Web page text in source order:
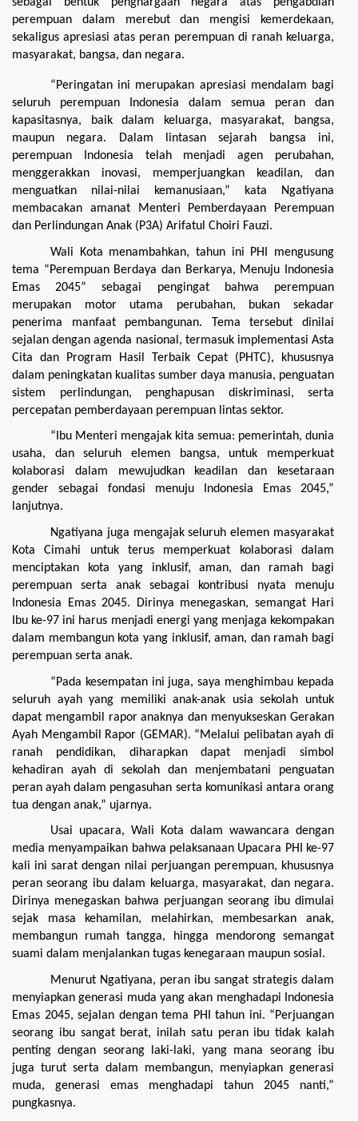
perempuan dalam merebut dan mengisi kemerdekaan,
sekaligus apresiasi atas peran perempuan di ranah keluarga,
masyarakat, bangsa, dan negara.
“Peringatan ini merupakan apresiasi mendalam bagi
seluruh perempuan Indonesia dalam semua peran dan
kapasitasnya, baik dalam keluarga, masyarakat, bangsa,
maupun negara. Dalam lintasan sejarah bangsa ini,
perempuan Indonesia telah menjadi agen perubahan,
menggerakkan inovasi, memperjuangkan keadilan, dan
menguatkan nilai-nilai kemanusiaan,” kata Ngatiyana
membacakan amanat Menteri Pemberdayaan Perempuan
dan Perlindungan Anak (P3A) Arifatul Choiri Fauzi.
Wali Kota menambahkan, tahun ini PHI mengusung
tema “Perempuan Berdaya dan Berkarya, Menuju Indonesia
Emas 2045” sebagai pengingat bahwa perempuan
merupakan motor utama perubahan, bukan sekadar
penerima manfaat pembangunan. Tema tersebut dinilai
sejalan dengan agenda nasional, termasuk implementasi Asta
Cita dan Program Hasil Terbaik Cepat (PHTC), khususnya
dalam peningkatan kualitas sumber daya manusia, penguatan
sistem perlindungan, penghapusan diskriminasi, serta
percepatan pemberdayaan perempuan lintas sektor.
“Ibu Menteri mengajak kita semua: pemerintah, dunia
usaha, dan seluruh elemen bangsa, untuk memperkuat
kolaborasi dalam mewujudkan keadilan dan kesetaraan
gender sebagai fondasi menuju Indonesia Emas 2045,”
lanjutnya.
Ngatiyana juga mengajak seluruh elemen masyarakat
Kota Cimahi untuk terus memperkuat kolaborasi dalam
menciptakan kota yang inklusif, aman, dan ramah bagi
perempuan serta anak sebagai kontribusi nyata menuju
Indonesia Emas 2045. Dirinya menegaskan, semangat Hari
Ibu ke-97 ini harus menjadi energi yang menjaga kekompakan
dalam membangun kota yang inklusif, aman, dan ramah bagi
perempuan serta anak.
“Pada kesempatan ini juga, saya menghimbau kepada
seluruh ayah yang memiliki anak-anak usia sekolah untuk
dapat mengambil rapor anaknya dan menyukseskan Gerakan
Ayah Mengambil Rapor (GEMAR). “Melalui pelibatan ayah di
ranah pendidikan, diharapkan dapat menjadi simbol
kehadiran ayah di sekolah dan menjembatani penguatan
peran ayah dalam pengasuhan serta komunikasi antara orang
tua dengan anak,” ujarnya.
Usai upacara, Wali Kota dalam wawancara dengan
media menyampaikan bahwa pelaksanaan Upacara PHI ke-97
kali ini sarat dengan nilai perjuangan perempuan, khususnya
peran seorang ibu dalam keluarga, masyarakat, dan negara.
Dirinya menegaskan bahwa perjuangan seorang ibu dimulai
sejak masa kehamilan, melahirkan, membesarkan anak,
membangun rumah tangga, hingga mendorong semangat
suami dalam menjalankan tugas kenegaraan maupun sosial.
Menurut Ngatiyana, peran ibu sangat strategis dalam
menyiapkan generasi muda yang akan menghadapi Indonesia
Emas 2045, sejalan dengan tema PHI tahun ini. “Perjuangan
seorang ibu sangat berat, inilah satu peran ibu tidak kalah
penting dengan seorang laki-laki, yang mana seorang ibu
juga turut serta dalam membangun, menyiapkan generasi
muda, generasi emas menghadapi tahun 2045 nanti,”
pungkasnya.